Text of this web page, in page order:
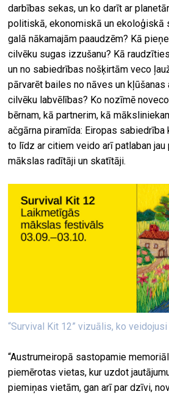
darbības sekas, un ko darīt ar
politiskā, ekonomiskā un ekoloģiskā
galā nākamajām paaudzēm? Kā
cilvēku sugas izzušanu? Kā
un no sabiedrības nošķirtām veco
pārvarēt bailes no nāves un
cilvēku labvēlības? Ko nozīmē
bērnam, kā partnerim, kā
ačgārna piramīda: Eiropas
to līdz ar citiem veido arī patlaban
mākslas radītāji un skatītāji.
“Survival Kit 12” vizuālis, ko veidojusi
“Austrumeiropā sastopamie
piemērotas vietas, kur uzdot
piemiņas vietām, gan arī par dzīvi,